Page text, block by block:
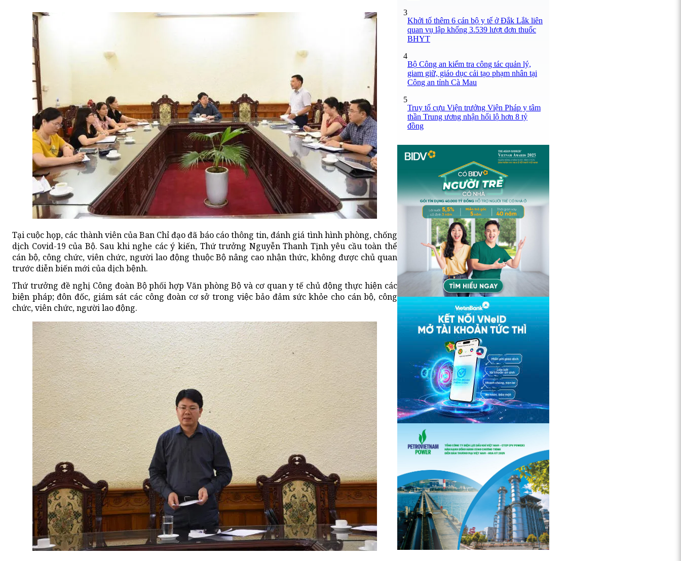
Tại cuộc họp, các thành viên của Ban Chỉ đạo đã báo cáo thông tin, đánh giá tình hình phòng, chống
dịch Covid-19 của Bộ. Sau khi nghe các ý kiến, Thứ trưởng Nguyễn Thanh Tịnh yêu cầu toàn thể
cán bộ, công chức, viên chức, người lao động thuộc Bộ nâng cao nhận thức, không được chủ quan
trước diễn biến mới của dịch bệnh.
Thứ trưởng đề nghị Công đoàn Bộ phối hợp Văn phòng Bộ và cơ quan y tế chủ động thực hiện các
biện pháp; đôn đốc, giám sát các công đoàn cơ sở trong việc bảo đảm sức khỏe cho cán bộ, công
chức, viên chức, người lao động.
3
Khởi tố thêm 6 cán bộ y tế ở Đắk Lắk liên
quan vụ lập khống 3.539 lượt đơn thuốc
BHYT
4
Bộ Công an kiểm tra công tác quản lý,
giam giữ, giáo dục cải tạo phạm nhân tại
Công an tỉnh Cà Mau
5
Truy tố cựu Viện trưởng Viện Pháp y tâm
thần Trung ương nhận hối lộ hơn 8 tỷ
đồng